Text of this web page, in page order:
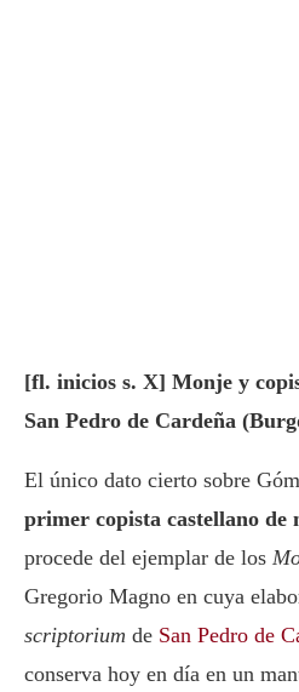
[fl. inicios s. X] Monje y
San Pedro de Cardeña
El único dato cierto sobre
primer copista castellano de
procede del ejemplar de los
Gregorio Magno en cuya
scriptorium de San Pedro de
conserva hoy en día en un